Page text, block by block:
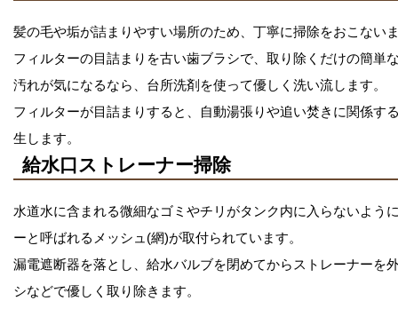
髪の毛や垢が詰まりやすい場所のため、丁寧に掃除をおこない
フィルターの目詰まりを古い歯ブラシで、取り除くだけの簡単
汚れが気になるなら、台所洗剤を使って優しく洗い流します。
フィルターが目詰まりすると、自動湯張りや追い焚きに関係す
生します。
給水口ストレーナー掃除
水道水に含まれる微細なゴミやチリがタンク内に入らないよう
ーと呼ばれるメッシュ(網)が取付られています。
漏電遮断器を落とし、給水バルブを閉めてからストレーナーを
シなどで優しく取り除きます。